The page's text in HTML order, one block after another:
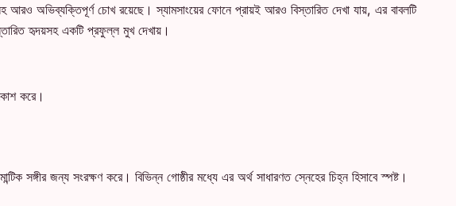
অভিব্যক্তিপূর্ণ চোখ রয়েছে। স্যামসাংয়ের ফোনে প্রায়ই আরও বিস্তারিত দেখা যায়, এর বাবলটি
হৃদয়সহ একটি প্রফুল্ল মুখ দেখায়।
করে।
সঙ্গীর জন্য সংরক্ষণ করে। বিভিন্ন গোষ্ঠীর মধ্যে এর অর্থ সাধারণত স্নেহের চিহ্ন হিসাবে স্পষ্ট।